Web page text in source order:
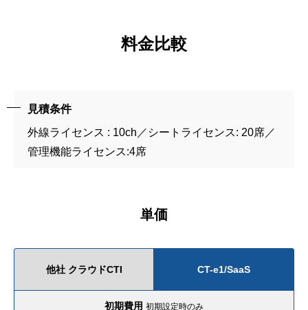
料金比較
見積条件
外線ライセンス : 10ch／シートライセンス: 20席／
管理機能ライセンス:4席
単価
他社 クラウドCTI CT-e1/SaaS
初期費用 初期設定時のみ